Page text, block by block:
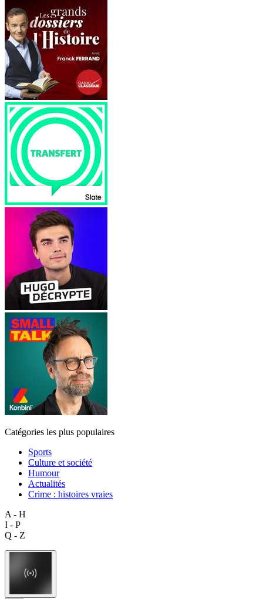
Catégories les plus populaires
Sports
Culture et société
Humour
Actualités
Crime : histoires vraies
A - H
I - P
Q - Z